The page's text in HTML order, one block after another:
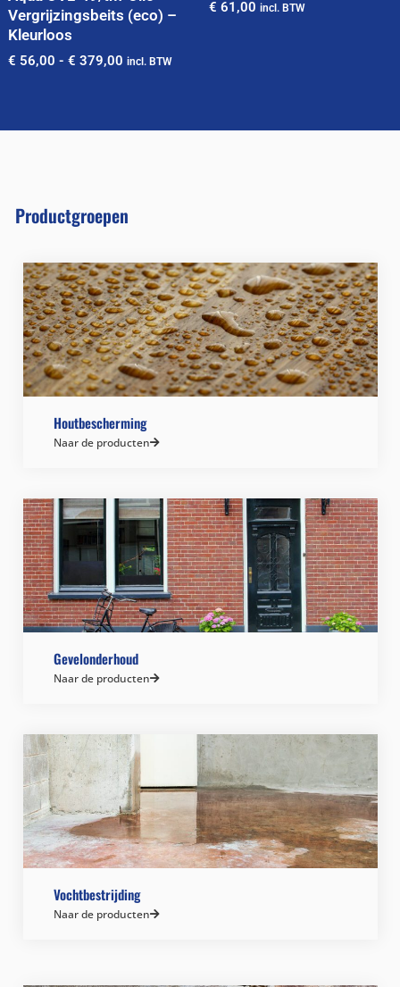
Vergrijzingsbeits (eco) –
Kleurloos
€ 56,00 - € 379,00 incl. BTW
€ 61,00 incl. BTW
Productgroepen
Houtbescherming
Naar de producten
Gevelonderhoud
Naar de producten
Vochtbestrijding
Naar de producten